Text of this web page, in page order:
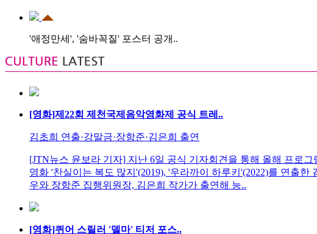
'애정만세', '숨바꼭질' 포스터 공개..
[영화]제22회 제천국제음악영화제 공식 트레..
김초희 연출·강말금·장항준·김은희 출연
[JTN뉴스 윤보라 기자] 지난 6일 공식 기자회견을 통해 올해 프로
영화 '찬실이는 복도 많지'(2019), '우라까이 하루키'(2022)를 연출
우와 장항준 집행위원장, 김은희 작가가 출연해 능..
[영화]퀴어 스릴러 '델마' 티저 포스..